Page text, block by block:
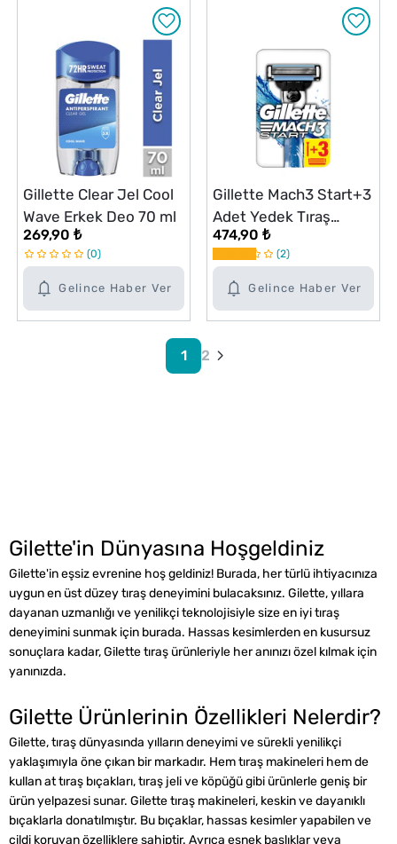
Gelince Haber Ver
Gillette Clear Jel Cool
Wave Erkek Deo 70 ml
269,90 ₺
0
Gelince Haber Ver
Gillette Mach3 Start+3
Adet Yedek Tıraş
Bıçağı
474,90 ₺
2
1 2
Gilette'in Dünyasına Hoşgeldiniz
Gilette'in eşsiz evrenine hoş geldiniz! Burada, her türlü ihtiyacınıza
uygun en üst düzey tıraş deneyimini bulacaksınız. Gilette, yıllara
dayanan uzmanlığı ve yenilikçi teknolojisiyle size en iyi tıraş
deneyimini sunmak için burada. Hassas kesimlerden en kusursuz
sonuçlara kadar, Gilette tıraş ürünleriyle her anınızı özel kılmak için
yanınızda.
Gilette Ürünlerinin Özellikleri Nelerdir?
Gilette, tıraş dünyasında yılların deneyimi ve sürekli yenilikçi
yaklaşımıyla öne çıkan bir markadır. Hem tıraş makineleri hem de
kullan at tıraş bıçakları, tıraş jeli ve köpüğü gibi ürünlerle geniş bir
ürün yelpazesi sunar. Gilette tıraş makineleri, keskin ve dayanıklı
bıçaklarla donatılmıştır. Bu bıçaklar, hassas kesimler yapabilen ve
cildi koruyan özelliklere sahiptir. Ayrıca esnek başlıklar veya